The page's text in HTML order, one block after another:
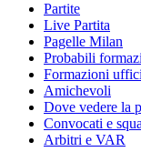
Partite
Live Partita
Pagelle Milan
Probabili
Formazioni
Amichevoli
Dove vedere la
Convocati e
Arbitri e VAR